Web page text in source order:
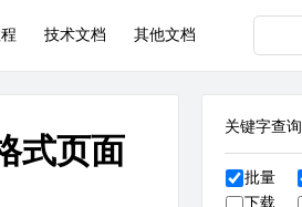
技术文档 其他文档
式页面
关键字查询
批量
下载